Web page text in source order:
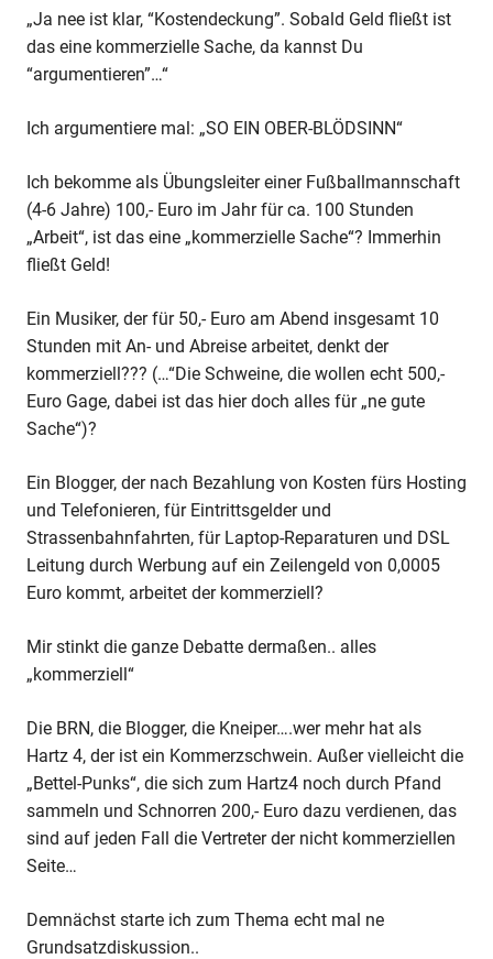
„Ja nee ist klar, “Kostendeckung”. Sobald Geld fließt ist
das eine kommerzielle Sache, da kannst Du
“argumentieren”…“
Ich argumentiere mal: „SO EIN OBER-BLÖDSINN“
Ich bekomme als Übungsleiter einer Fußballmannschaft
(4-6 Jahre) 100,- Euro im Jahr für ca. 100 Stunden
„Arbeit“, ist das eine „kommerzielle Sache“? Immerhin
fließt Geld!
Ein Musiker, der für 50,- Euro am Abend insgesamt 10
Stunden mit An- und Abreise arbeitet, denkt der
kommerziell??? (…“Die Schweine, die wollen echt 500,-
Euro Gage, dabei ist das hier doch alles für „ne gute
Sache“)?
Ein Blogger, der nach Bezahlung von Kosten fürs Hosting
und Telefonieren, für Eintrittsgelder und
Strassenbahnfahrten, für Laptop-Reparaturen und DSL
Leitung durch Werbung auf ein Zeilengeld von 0,0005
Euro kommt, arbeitet der kommerziell?
Mir stinkt die ganze Debatte dermaßen.. alles
„kommerziell“
Die BRN, die Blogger, die Kneiper….wer mehr hat als
Hartz 4, der ist ein Kommerzschwein. Außer vielleicht die
„Bettel-Punks“, die sich zum Hartz4 noch durch Pfand
sammeln und Schnorren 200,- Euro dazu verdienen, das
sind auf jeden Fall die Vertreter der nicht kommerziellen
Seite…
Demnächst starte ich zum Thema echt mal ne
Grundsatzdiskussion..